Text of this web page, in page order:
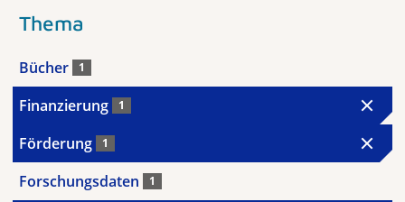
Thema
Bücher 1
Finanzierung 1
Förderung 1
Forschungsdaten 1